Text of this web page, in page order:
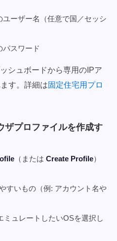
ユーザー名（任意で国／セッシ
パスワード
シュボードから専用のIPア
す。詳細は固定住宅用プロ
ザプロファイルを作成す
（または Create Profile）
すいもの（例: アカウント名や
ミュレートしたいOSを選択し